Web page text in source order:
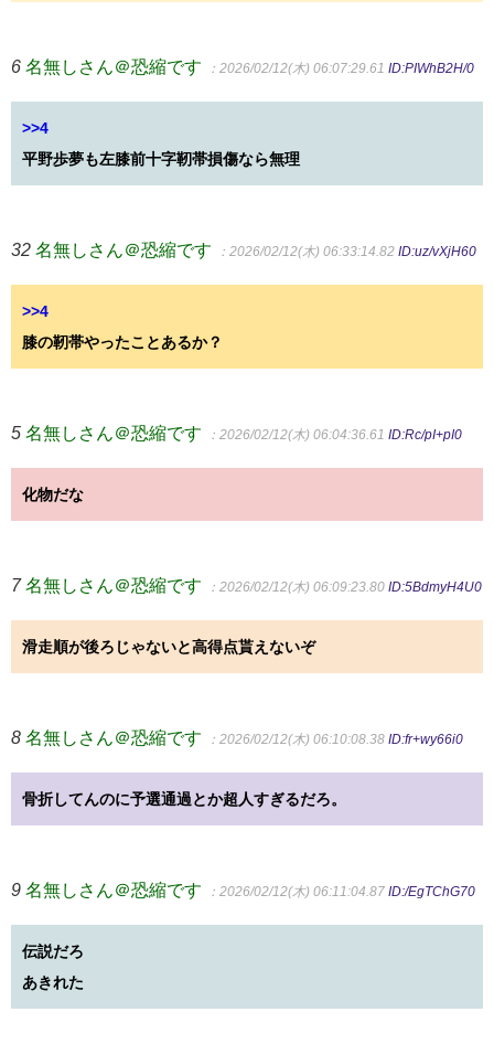
6 名無しさん＠恐縮です ：2026/02/12(木) 06:07:29.61 ID:PIWhB2H/0
>>4
平野歩夢も左膝前十字靭帯損傷なら無理
32 名無しさん＠恐縮です ：2026/02/12(木) 06:33:14.82 ID:uz/vXjH60
>>4
膝の靭帯やったことあるか？
5 名無しさん＠恐縮です ：2026/02/12(木) 06:04:36.61 ID:Rc/pI+pI0
化物だな
7 名無しさん＠恐縮です ：2026/02/12(木) 06:09:23.80 ID:5BdmyH4U0
滑走順が後ろじゃないと高得点貰えないぞ
8 名無しさん＠恐縮です ：2026/02/12(木) 06:10:08.38 ID:fr+wy66i0
骨折してんのに予選通過とか超人すぎるだろ。
9 名無しさん＠恐縮です ：2026/02/12(木) 06:11:04.87 ID:/EgTChG70
伝説だろ
あきれた